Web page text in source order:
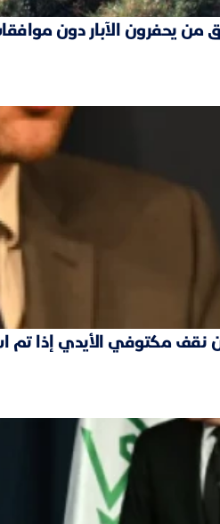
من يحفرون الآبار دون
لن نقف مكتوفي الأيدي إذا تم